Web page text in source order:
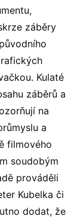
záběry
Kulaté
záběrů a
na
a
filmového
soudobým
prováděli
Kubelka či
dodat, že